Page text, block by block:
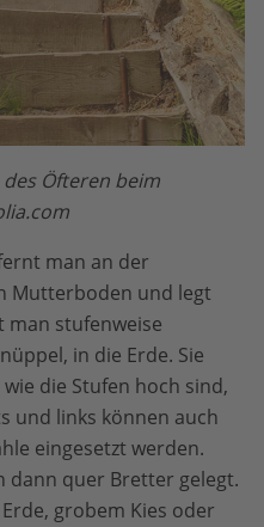
Öfteren beim
man an der
Mutterboden und legt
man stufenweise
in die Erde. Sie
die Stufen hoch sind,
und links können auch
eingesetzt werden.
dann quer Bretter gelegt.
grobem Kies oder